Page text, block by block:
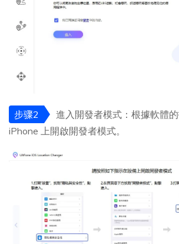
步骤2
進入開發者模式：根據軟體
iPhone 上開啟開發者模式。